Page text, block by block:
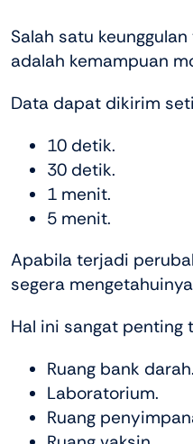
Salah satu
adalah kemampuan
Data dapat dikirim
10 detik.
30 detik.
1 menit.
5 menit.
Apabila terjadi
segera
Hal ini sangat penting
Ruang bank darah.
Laboratorium.
Ruang